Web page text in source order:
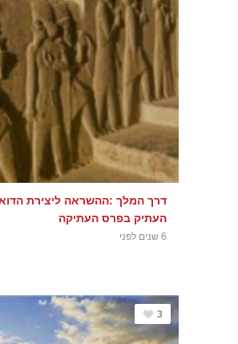
דרך המלך :ההשראה ליצירת
העתיק בפרס העתיקה
6 שנים לפני
3